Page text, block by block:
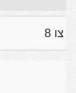
צו 8